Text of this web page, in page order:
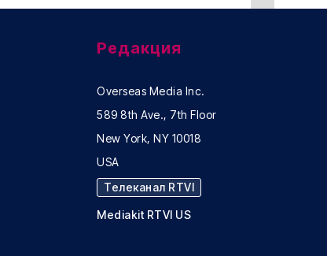
Редакция
Overseas Media Inc.
589 8th Ave., 7th Floor
New York, NY 10018
USA
Телеканал RTVI
Mediakit RTVI US